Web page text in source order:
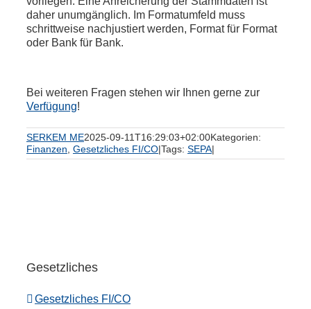
daher unumgänglich. Im Formatumfeld muss
schrittweise nachjustiert werden, Format für Format
oder Bank für Bank.
Bei weiteren Fragen stehen wir Ihnen gerne zur
Verfügung!
SERKEM ME2025-09-11T16:29:03+02:00Kategorien:
Finanzen Gesetzliches FI/CO|Tags: SEPA|
Gesetzliches
Gesetzliches FI/CO